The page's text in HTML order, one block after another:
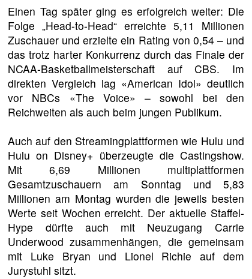
Einen Tag später ging es erfolgreich weiter: Die
Folge „Head-to-Head“ erreichte 5,11 Millionen
Zuschauer und erzielte ein Rating von 0,54 – und
das trotz harter Konkurrenz durch das Finale der
NCAA-Basketballmeisterschaft auf CBS. Im
direkten Vergleich lag «American Idol» deutlich
vor NBCs «The Voice» – sowohl bei den
Reichweiten als auch beim jungen Publikum.
Auch auf den Streamingplattformen wie Hulu und
Hulu on Disney+ überzeugte die Castingshow.
Mit 6,69 Millionen multiplattformen
Gesamtzuschauern am Sonntag und 5,83
Millionen am Montag wurden die jeweils besten
Werte seit Wochen erreicht. Der aktuelle Staffel-
Hype dürfte auch mit Neuzugang Carrie
Underwood zusammenhängen, die gemeinsam
mit Luke Bryan und Lionel Richie auf dem
Jurystuhl sitzt.